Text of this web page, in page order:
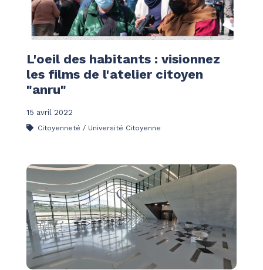
L'oeil des habitants : visionnez
les films de l'atelier citoyen
"anru"
15 avril 2022
Citoyenneté / Université Citoyenne